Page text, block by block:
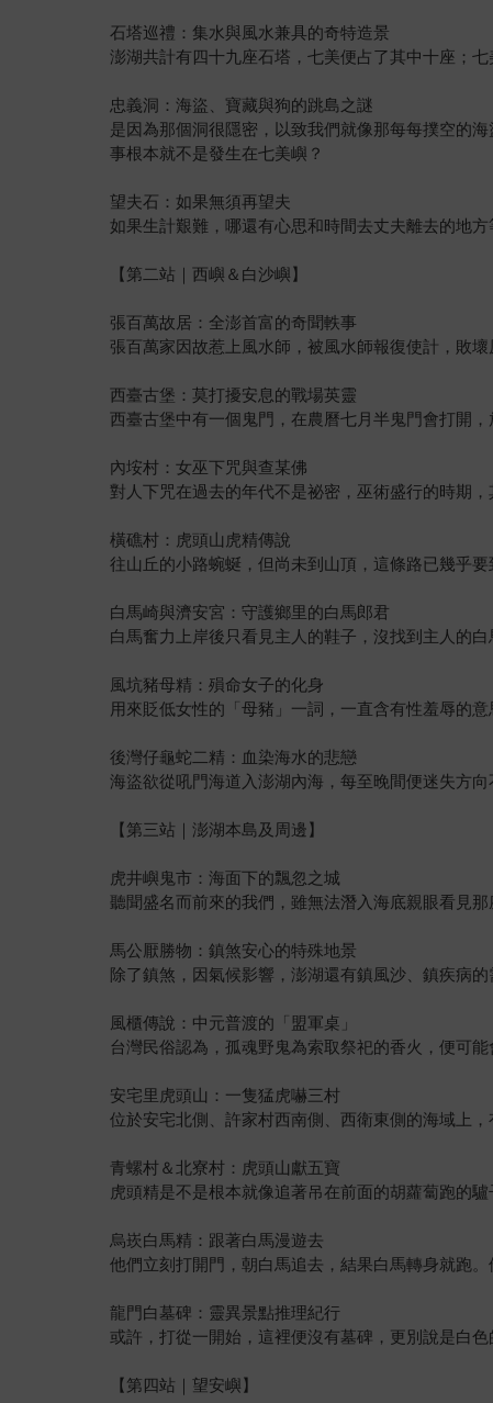
石塔巡禮：集水與風水兼具的奇特造景
澎湖共計有四十九座石塔，七美便占了其中十座；
忠義洞：海盜、寶藏與狗的跳島之謎
是因為那個洞很隱密，以致我們就像那每每撲空的
事根本就不是發生在七美嶼？
望夫石：如果無須再望夫
如果生計艱難，哪還有心思和時間去丈夫離去的地
【第二站｜西嶼＆白沙嶼】
張百萬故居：全澎首富的奇聞軼事
張百萬家因故惹上風水師，被風水師報復使計，敗
西臺古堡：莫打擾安息的戰場英靈
西臺古堡中有一個鬼門，在農曆七月半鬼門會打開
內垵村：女巫下咒與查某佛
對人下咒在過去的年代不是祕密，巫術盛行的時期
橫礁村：虎頭山虎精傳說
往山丘的小路蜿蜒，但尚未到山頂，這條路已幾乎
白馬崎與濟安宮：守護鄉里的白馬郎君
白馬奮力上岸後只看見主人的鞋子，沒找到主人的
風坑豬母精：殞命女子的化身
用來貶低女性的「母豬」一詞，一直含有性羞辱的
後灣仔龜蛇二精：血染海水的悲戀
海盜欲從吼門海道入澎湖內海，每至晚間便迷失方
【第三站｜澎湖本島及周邊】
虎井嶼鬼市：海面下的飄忽之城
聽聞盛名而前來的我們，雖無法潛入海底親眼看見
馬公厭勝物：鎮煞安心的特殊地景
除了鎮煞，因氣候影響，澎湖還有鎮風沙、鎮疾病
風櫃傳說：中元普渡的「盟軍桌」
台灣民俗認為，孤魂野鬼為索取祭祀的香火，便可
安宅里虎頭山：一隻猛虎嚇三村
位於安宅北側、許家村西南側、西衛東側的海域上
青螺村＆北寮村：虎頭山獻五寶
虎頭精是不是根本就像追著吊在前面的胡蘿蔔跑的
烏崁白馬精：跟著白馬漫遊去
他們立刻打開門，朝白馬追去，結果白馬轉身就跑
龍門白墓碑：靈異景點推理紀行
或許，打從一開始，這裡便沒有墓碑，更別說是白
【第四站｜望安嶼】